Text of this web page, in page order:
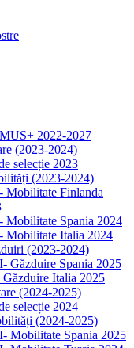
2022-2027
(2023-2024)
selecție 2023
(2023-2024)
Mobilitate Finlanda
Mobilitate Spania 2024
Mobilitate Italia 2024
(2023-2024)
Găzduire Spania 2025
Italia 2025
(2024-2025)
selecție 2024
(2024-2025)
Mobilitate Spania 2025